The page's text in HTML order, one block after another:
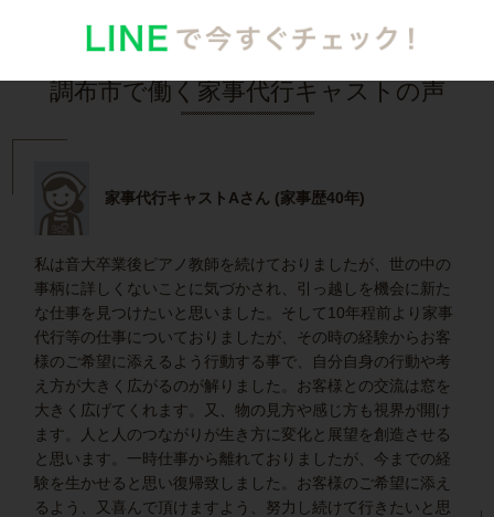
調布市で働く家事代行キャストの声
家事代行キャストAさん (家事歴40年)
私は音大卒業後ピアノ教師を続けておりましたが、世の中の
事柄に詳しくないことに気づかされ、引っ越しを機会に新た
な仕事を見つけたいと思いました。そして10年程前より家事
代行等の仕事についておりましたが、その時の経験からお客
様のご希望に添えるよう行動する事で、自分自身の行動や考
え方が大きく広がるのが解りました。お客様との交流は窓を
大きく広げてくれます。又、物の見方や感じ方も視界が開け
ます。人と人のつながりが生き方に変化と展望を創造させる
と思います。一時仕事から離れておりましたが、今までの経
験を生かせると思い復帰致しました。お客様のご希望に添え
るよう、又喜んで頂けますよう、努力し続けて行きたいと思